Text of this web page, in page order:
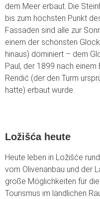
dem Meer erbaut. Die
bis zum höchsten Punkt
Fassaden sind alle zur
einem der schönsten
hinaus) dominiert – dem
Paul, der 1899 nach
Rendić (der den Turm
hatte) erbaut wurde.
Ložišća heute
Heute leben in Ložišće
vom Olivenanbau und der
große Möglichkeiten für
Tourismus im ländlichen